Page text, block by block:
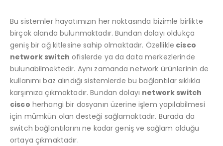
Bu sistemler hayatımızın her noktasında bizimle birlikte
birçok alanda bulunmaktadır. Bundan dolayı oldukça
geniş bir ağ kitlesine sahip olmaktadır. Özellikle cisco
network switch ofislerde ya da data merkezlerinde
bulunabilmektedir. Aynı zamanda network ürünlerinin de
kullanımı baz alındığı sistemlerde bu bağlantılar sıklıkla
karşımıza çıkmaktadır. Bundan dolayı network switch
cisco herhangi bir dosyanın üzerine işlem yapılabilmesi
için mümkün olan desteği sağlamaktadır. Burada da
switch bağlantılarını ne kadar geniş ve sağlam olduğu
ortaya çıkmaktadır.